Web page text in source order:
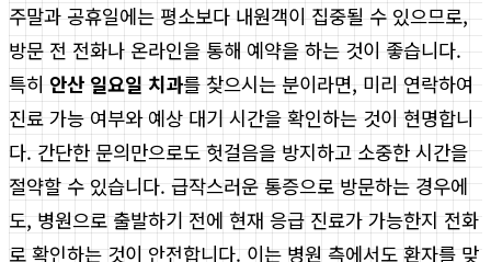
주말과 공휴일에는 평소보다 내원객이 집중될 수 있으므로,
방문 전 전화나 온라인을 통해 예약을 하는 것이 좋습니다.
특히 안산 일요일 치과를 찾으시는 분이라면, 미리 연락하여
진료 가능 여부와 예상 대기 시간을 확인하는 것이 현명합니
다. 간단한 문의만으로도 헛걸음을 방지하고 소중한 시간을
절약할 수 있습니다. 급작스러운 통증으로 방문하는 경우에
도, 병원으로 출발하기 전에 현재 응급 진료가 가능한지 전화
로 확인하는 것이 안전합니다. 이는 병원 측에서도 환자를 맞